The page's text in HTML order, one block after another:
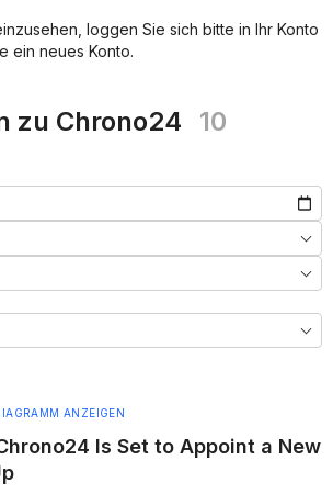
***
loggen Sie sich bitte in Ihr Konto
ein neues Konto.
zu Chrono24 10
ANZEIGEN
Is Set to Appoint a New